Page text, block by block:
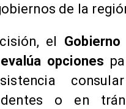
de la
el
opciones
o en